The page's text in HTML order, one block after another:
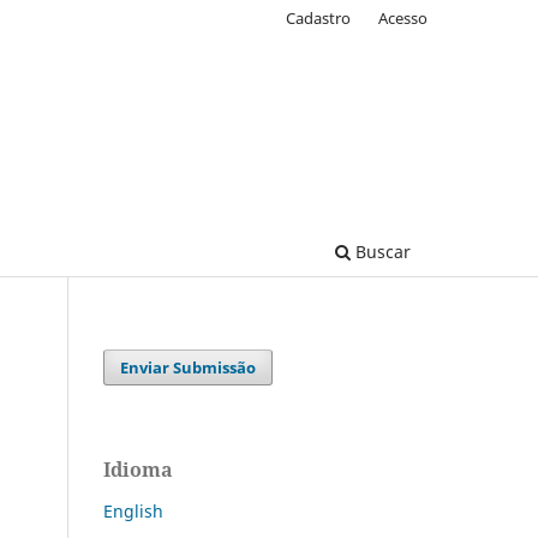
Buscar
Cadastro Acesso
Enviar Submissão
Idioma
English